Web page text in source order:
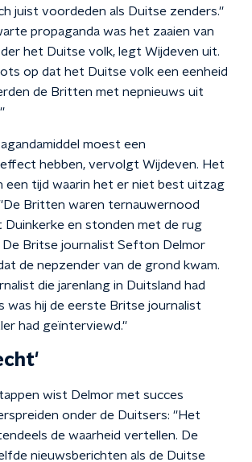
juist voordeden als Duitse zenders.''
propaganda was het zaaien van
het Duitse volk, legt Wijdeven uit.
op dat het Duitse volk een eenheid
de Britten met nepnieuws uit
moest een
hebben, vervolgt Wijdeven. Het
een tijd waarin het er niet best uitzag
Britten waren ternauwernood
Duinkerke en stonden met de rug
De Britse journalist Sefton Delmor
de nepzender van de grond kwam.
die jarenlang in Duitsland had
was hij de eerste Britse journalist
had geïnterviewd.''
wist Delmor met succes
onder de Duitsers: ''Het
de waarheid vertellen. De
nieuwsberichten als de Duitse